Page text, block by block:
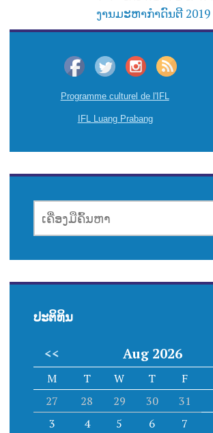
s
v
i
t
i
ງານມະຫາກຳດົນຕີ 2019
Programme culturel de l'IFL
IFL Luang Prabang
ເຄື່ອງມື
ຄົ້ນຫາ
ປະຕິທິນ
<< Aug 2026
M T W T F
27
28 29 30 31
3
4 5 6 7